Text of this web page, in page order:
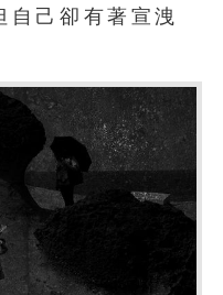
自己卻有著宣洩